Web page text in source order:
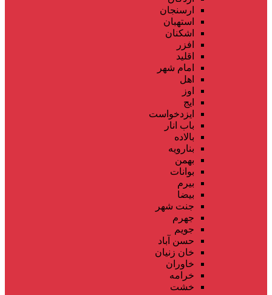
ارسنجان
استهبان
اشکنان
افزر
اقلید
امام شهر
اهل
اوز
ایج
ایزدخواست
باب انار
بالاده
بنارویه
بهمن
بوانات
بیرم
بیضا
جنت شهر
جهرم
جویم
حسن آباد
خان زنیان
خاوران
خرامه
خشت